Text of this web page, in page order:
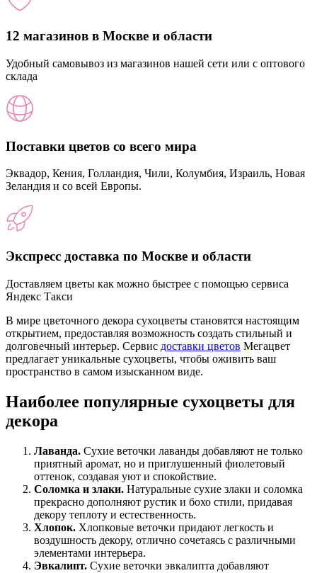
12 магазинов в Москве и области
Удобный самовывоз из магазинов нашей сети или с оптового
склада
Поставки цветов со всего мира
Эквадор, Кения, Голландия, Чили, Колумбия, Израиль, Новая
Зеландия и со всей Европы.
Экспресс доставка по Москве и области
Доставляем цветы как можно быстрее с помощью сервиса
Яндекс Такси
В мире цветочного декора сухоцветы становятся настоящим
открытием, предоставляя возможность создать стильный и
долговечный интерьер. Сервис доставки цветов Мегацвет
предлагает уникальные сухоцветы, чтобы оживить ваш
пространство в самом изысканном виде.
Наиболее популярные сухоцветы для
декора
Лаванда. Сухие веточки лаванды добавляют не только
приятный аромат, но и приглушенный фиолетовый
оттенок, создавая уют и спокойствие.
Соломка и злаки. Натуральные сухие злаки и соломка
прекрасно дополняют рустик и бохо стили, придавая
декору теплоту и естественность.
Хлопок. Хлопковые веточки придают легкость и
воздушность декору, отлично сочетаясь с различными
элементами интерьера.
Эвкалипт. Сухие веточки эвкалипта добавляют